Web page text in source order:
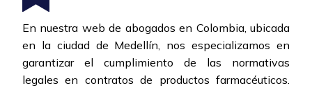
En nuestra web de abogados en Colombia, ubicada
en la ciudad de Medellín, nos especializamos en
garantizar el cumplimiento de las normativas
legales en contratos de productos farmacéuticos.